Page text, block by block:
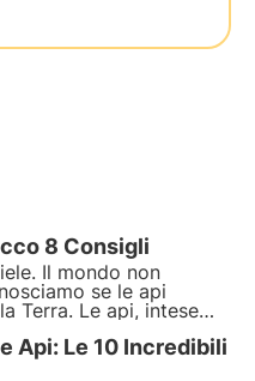
8 Consigli
Il mondo non
se le api
Terra. Le api, intese
contribuiscono
Senza il loro
Api: Le 10 Incredibili